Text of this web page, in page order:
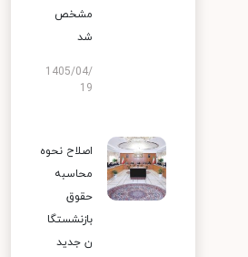
مشخص
شد
1405/04/
19
اصلاح نحوه
محاسبه
حقوق
بازنشستگا
ن جدید